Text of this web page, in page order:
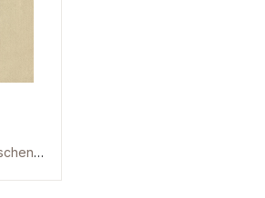
Marie von Ebner-Eschenbach